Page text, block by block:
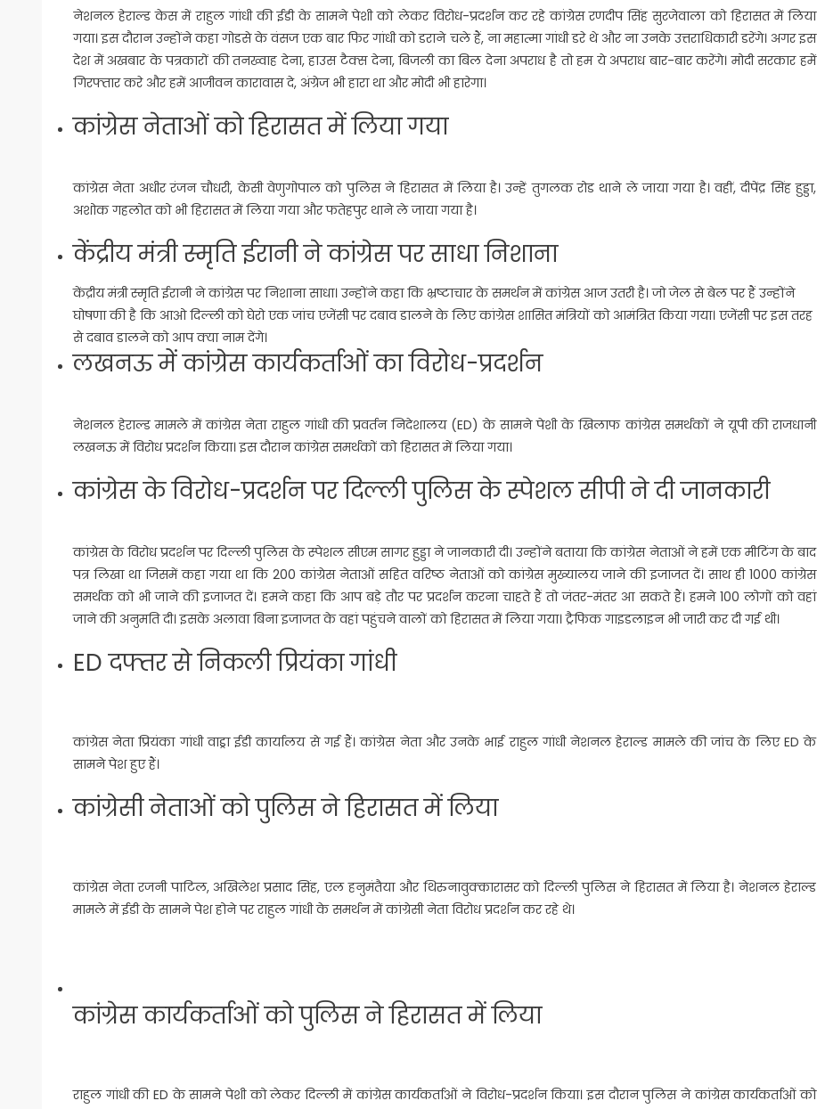
नेशनल हेराल्ड केस में राहुल गांधी की ईडी के सामने पेशी को लेकर विरोध-प्रदर्शन कर रहे कांग्रेस रणदीप सिंह सुरजेवाला को हिरासत में लिया
गया। इस दौरान उन्होंने कहा गोडसे के वंसज एक बार फिर गांधी को डराने चले हैं, ना महात्मा गांधी डरे थे और ना उनके उत्तराधिकारी डरेंगे। अगर इस
देश में अखबार के पत्रकारों की तनख्वाह देना, हाउस टैक्स देना, बिजली का बिल देना अपराध है तो हम ये अपराध बार-बार करेंगे। मोदी सरकार हमें
गिरफ्तार करे और हमें आजीवन कारावास दे, अंग्रेज भी हारा था और मोदी भी हारेगा।
कांग्रेस नेताओं को हिरासत में लिया गया
कांग्रेस नेता अधीर रंजन चौधरी, केसी वेणुगोपाल को पुलिस ने हिरासत में लिया है। उन्हें तुगलक रोड थाने ले जाया गया है। वहीं, दीपेंद्र सिंह हुड्डा,
अशोक गहलोत को भी हिरासत में लिया गया और फतेहपुर थाने ले जाया गया है।
केंद्रीय मंत्री स्मृति ईरानी ने कांग्रेस पर साधा निशाना
केंद्रीय मंत्री स्मृति ईरानी ने कांग्रेस पर निशाना साधा। उन्होंने कहा कि भ्रष्टाचार के समर्थन में कांग्रेस आज उतरी है। जो जेल से बेल पर हैं उन्होंने
घोषणा की है कि आओ दिल्ली को घेरो एक जांच एजेंसी पर दबाव डालने के लिए कांग्रेस शासित मंत्रियों को आमंत्रित किया गया। एजेंसी पर इस तरह
से दबाव डालने को आप क्या नाम देंगे।
लखनऊ में कांग्रेस कार्यकर्ताओं का विरोध-प्रदर्शन
नेशनल हेराल्ड मामले में कांग्रेस नेता राहुल गांधी की प्रवर्तन निदेशालय (ED) के सामने पेशी के खिलाफ कांग्रेस समर्थकों ने यूपी की राजधानी
लखनऊ में विरोध प्रदर्शन किया। इस दौरान कांग्रेस समर्थकों को हिरासत में लिया गया।
कांग्रेस के विरोध-प्रदर्शन पर दिल्ली पुलिस के स्पेशल सीपी ने दी जानकारी
कांग्रेस के विरोध प्रदर्शन पर दिल्ली पुलिस के स्पेशल सीएम सागर हुड्डा ने जानकारी दी। उन्होंने बताया कि कांग्रेस नेताओं ने हमें एक मीटिंग के बाद
पत्र लिखा था जिसमें कहा गया था कि 200 कांग्रेस नेताओं सहित वरिष्ठ नेताओं को कांग्रेस मुख्यालय जाने की इजाजत दें। साथ ही 1000 कांग्रेस
समर्थक को भी जाने की इजाजत दें। हमने कहा कि आप बड़े तौर पर प्रदर्शन करना चाहते हैं तो जंतर-मंतर आ सकते हैं। हमने 100 लोगों को वहां
जाने की अनुमति दी। इसके अलावा बिना इजाजत के वहां पहुंचने वालों को हिरासत में लिया गया। ट्रैफिक गाइडलाइन भी जारी कर दी गई थी।
ED दफ्तर से निकली प्रियंका गांधी
कांग्रेस नेता प्रियंका गांधी वाड्रा ईडी कार्यालय से गई हैं। कांग्रेस नेता और उनके भाई राहुल गांधी नेशनल हेराल्ड मामले की जांच के लिए ED के
सामने पेश हुए हैं।
कांग्रेसी नेताओं को पुलिस ने हिरासत में लिया
कांग्रेस नेता रजनी पाटिल, अखिलेश प्रसाद सिंह, एल हनुमंतैया और थिरुनावुक्कारासर को दिल्ली पुलिस ने हिरासत में लिया है। नेशनल हेराल्ड
मामले में ईडी के सामने पेश होने पर राहुल गांधी के समर्थन में कांग्रेसी नेता विरोध प्रदर्शन कर रहे थे।
कांग्रेस कार्यकर्ताओं को पुलिस ने हिरासत में लिया
राहुल गांधी की ED के सामने पेशी को लेकर दिल्ली में कांग्रेस कार्यकर्ताओं ने विरोध-प्रदर्शन किया। इस दौरान पुलिस ने कांग्रेस कार्यकर्ताओं को